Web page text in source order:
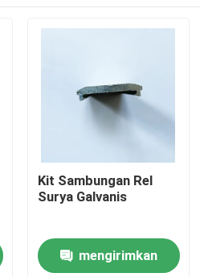
Kit Sambungan Rel
Surya Galvanis
mengirimkan